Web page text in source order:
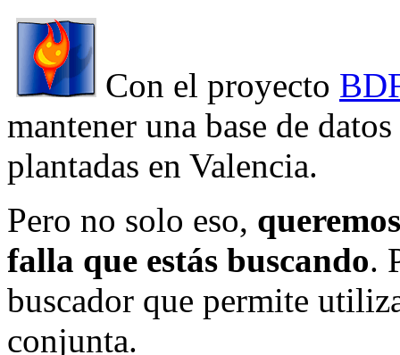
Con el proyecto
mantener una base de
plantadas en Valencia.
Pero no solo eso,
falla que estás buscando.
buscador que permite
conjunta.